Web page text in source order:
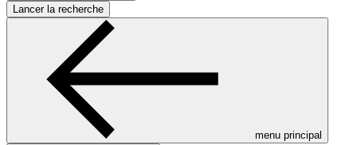
Lancer la recherche
menu principal